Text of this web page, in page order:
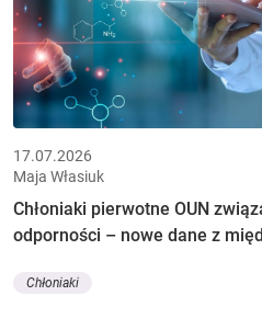
17.07.2026
Maja Własiuk
Chłoniaki pierwotne OUN
odporności – nowe dane z
Chłoniaki